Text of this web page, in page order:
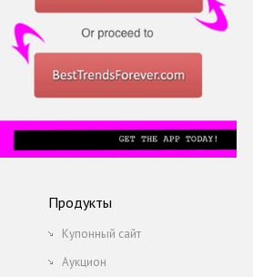
Продукты
Купонный сайт
Аукцион